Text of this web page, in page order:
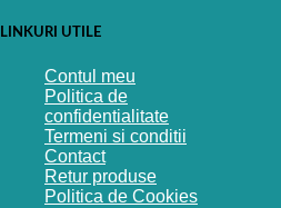
LINKURI UTILE
Contul meu
Politica de
confidentialitate
Termeni si conditii
Contact
Retur produse
Politica de Cookies